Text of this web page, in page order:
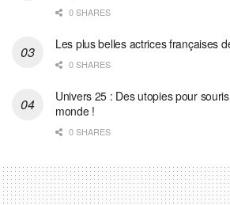
0 SHARES
Les plus belles actrices françaises
0 SHARES
Univers 25 : Des utopies pour
monde !
0 SHARES